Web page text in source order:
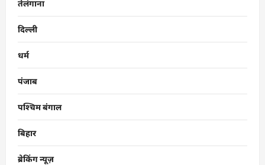
तेलंगाना
दिल्ली
धर्म
पंजाब
पश्चिम बंगाल
बिहार
ब्रेकिंग न्यूज़